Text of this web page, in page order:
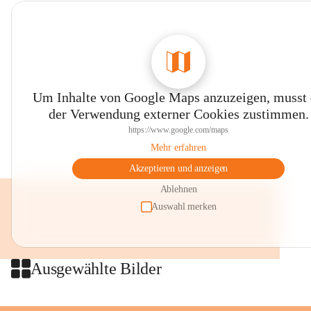
Um Inhalte von Google Maps anzuzeigen, musst
der Verwendung externer Cookies zustimmen.
https://www.google.com/maps
Mehr erfahren
Akzeptieren und anzeigen
Ablehnen
Auswahl merken
Ausgewählte Bilder